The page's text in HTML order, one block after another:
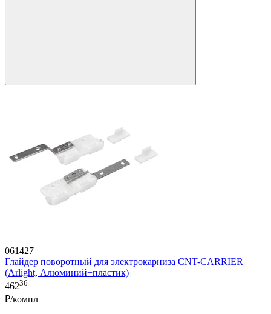
061427
Глайдер поворотный для электрокарниза CNT-CARRIER
(Arlight, Алюминий+пластик)
46236
₽/компл